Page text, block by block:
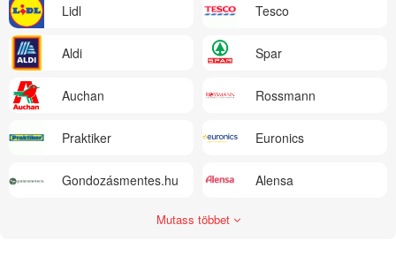
Lidl Tesco
Aldi Spar
Auchan Rossmann
Praktiker Euronics
Gondozásmentes.hu Alensa
Mutass többet